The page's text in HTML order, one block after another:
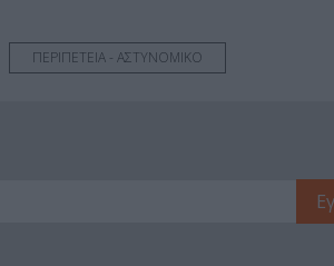
ΠΕΡΙΠΕΤΕΙΑ - ΑΣΤΥΝΟΜΙΚΟ